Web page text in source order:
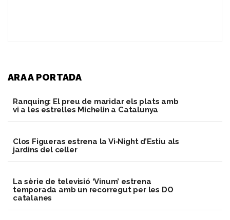
ARA A PORTADA
Ranquing: El preu de maridar els plats amb
vi a les estrelles Michelin a Catalunya
Clos Figueras estrena la Vi‑Night d’Estiu als
jardins del celler
La sèrie de televisió ‘Vinum’ estrena
temporada amb un recorregut per les DO
catalanes